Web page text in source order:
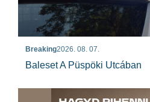
Breaking2026. 08. 07.
Baleset A Püspöki Utcában